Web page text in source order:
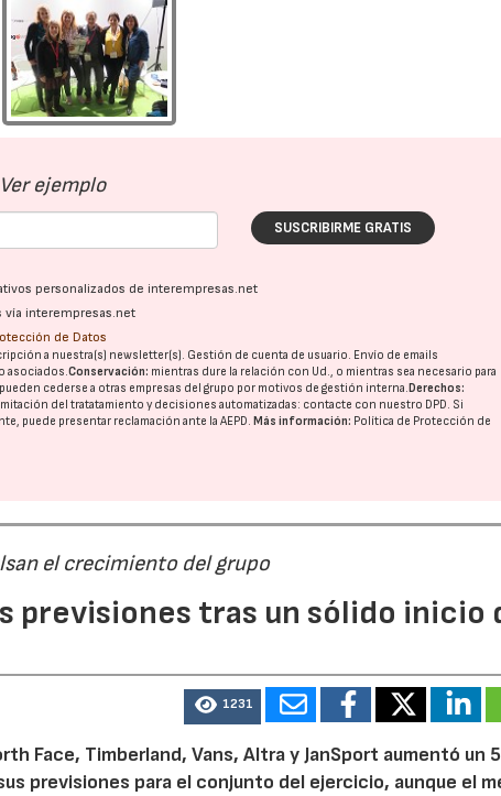
Ver ejemplo
SUSCRIBIRME GRATIS
personalizados de interempresas.net
vía interempresas.net
de Datos
a nuestra(s) newsletter(s). Gestión de cuenta de usuario. Envío de emails
asociados.Conservación: mientras dure la relación con Ud., o mientras sea necesario para
cederse a otras empresas del grupo por motivos de gestión interna. Derechos:
del tratatamiento y decisiones automatizadas: contacte con nuestro DPD. Si
puede presentar reclamación ante laAEPD. Más información: Política de Protección de
el crecimiento del grupo
previsiones tras un sólido inicio
1231
Face, Timberland, Vans, Altra y JanSport aumentó un
previsiones para el conjunto del ejercicio, aunque el